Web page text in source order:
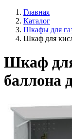
Главная
Каталог
Шкафы для
Шкаф для
Шкаф
баллона